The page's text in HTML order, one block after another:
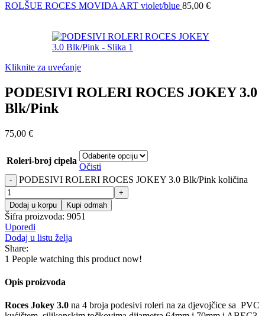
ROLŠUE ROCES MOVIDA ART violet/blue 85,00 €
Kliknite za uvećanje
PODESIVI ROLERI ROCES JOKEY 3.0
Blk/Pink
75,00 €
Roleri-broj cipela
Očisti
PODESIVI ROLERI ROCES JOKEY 3.0 Blk/Pink količina
Dodaj u korpu Kupi odmah
Šifra proizvoda: 9051
Uporedi
Dodaj u listu želja
Share:
1 People watching this product now!
Opis proizvoda
Roces Jokey 3.0 na 4 broja podesivi roleri na za djevojčice sa PVC